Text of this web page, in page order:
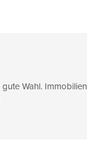
Wahl. Immobilien